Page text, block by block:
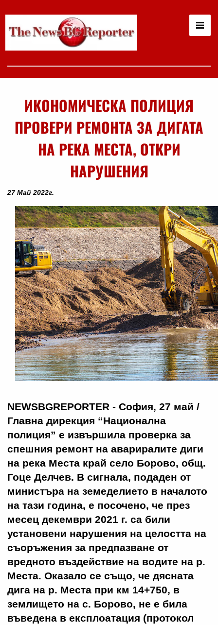
ИКОНОМИЧЕСКА ПОЛИЦИЯ
ПРОВЕРИ РЕМОНТА ЗА ДИГАТА
НА РЕКА МЕСТА, ОТКРИ
НАРУШЕНИЯ
27 Май 2022г.
NEWSBGREPORTER - София, 27 май /
Главна дирекция “Национална
полиция” е извършила проверка за
спешния ремонт на авариралите диги
на река Места край село Борово, общ.
Гоце Делчев. В сигнала, подаден от
министъра на земеделието в началото
на тази година, е посочено, че през
месец декември 2021 г. са били
установени нарушения на целостта на
съоръжения за предпазване от
вредното въздействие на водите на р.
Места. Оказало се също, че дясната
дига на р. Места при км 14+750, в
землището на с. Борово, не е била
въведена в експлоатация (протокол